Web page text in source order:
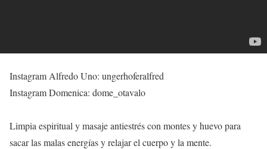
Instagram Alfredo Uno: ungerhoferalfred
Instagram Domenica: dome_otavalo
Limpia espiritual y masaje antiestrés con montes y huevo para
sacar las malas energías y relajar el cuerpo y la mente.